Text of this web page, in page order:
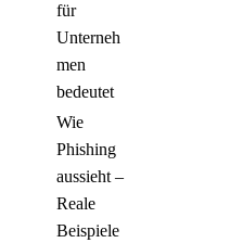
für
Unterneh
men
bedeutet
Wie
Phishing
aussieht –
Reale
Beispiele